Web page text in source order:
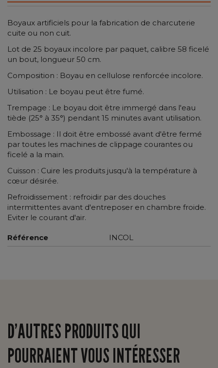
Boyaux artificiels pour la fabrication de charcuterie
cuite ou non cuit.
Lot de 25 boyaux incolore par paquet, calibre 58 ficelé
un bout, longueur 50 cm.
Composition : Boyau en cellulose renforcée incolore.
Utilisation : Le boyau peut être fumé.
Trempage : Le boyau doit être immergé dans l'eau
tiède (25° à 35°) pendant 15 minutes avant utilisation.
Embossage : Il doit être embossé avant d'être fermé
par toutes les machines de clippage courantes ou
ficelé a la main.
Cuisson : Cuire les produits jusqu'à la température à
cœur désirée.
Refroidissement : refroidir par des douches
intermittentes avant d'entreposer en chambre froide.
Eviter le courant d'air.
Référence INCOL
D’AUTRES PRODUITS QUI
POURRAIENT VOUS INTÉRESSER